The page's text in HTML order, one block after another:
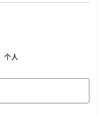
个人